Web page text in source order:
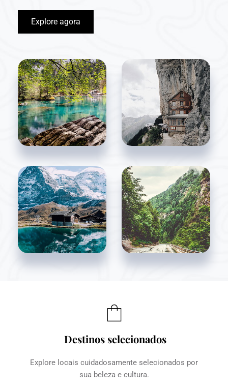
Explore agora
Destinos selecionados
Explore locais cuidadosamente selecionados por
sua beleza e cultura.